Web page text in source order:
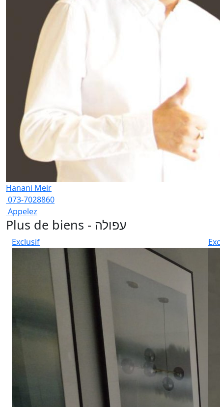
Hanani Meir
073-7028860
Appelez
Plus de biens - עפולה
Exclusif